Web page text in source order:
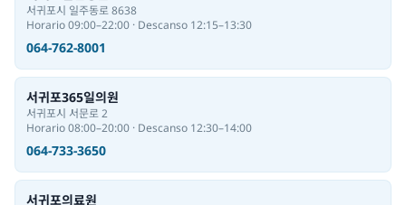
서귀포시 일주동로 8638
Horario 09:00–22:00 · Descanso 12:15–13:30
064-762-8001
서귀포365일의원
서귀포시 서문로 2
Horario 08:00–20:00 · Descanso 12:30–14:00
064-733-3650
서귀포의료원